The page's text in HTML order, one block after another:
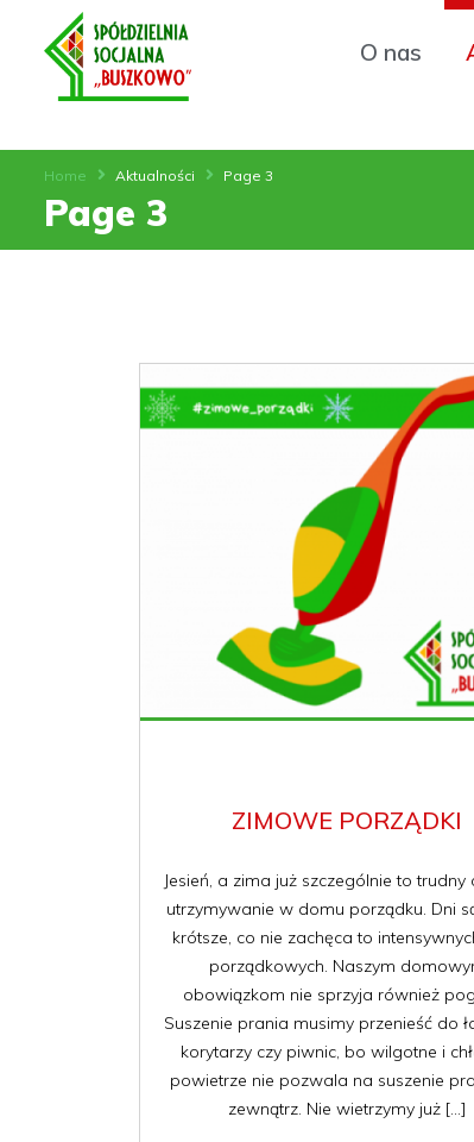
O nas
Page 3
Home Aktualności Page 3
ZIMOWE PORZĄDKI
Jesień, a zima już szczególnie to trudny
utrzymywanie w domu porządku. Dni
krótsze, co nie zachęca to
porządkowych. Naszym
obowiązkom nie sprzyja również
Suszenie prania musimy przenieść do
korytarzy czy piwnic, bo wilgotne i
powietrze nie pozwala na suszenie
zewnątrz. Nie wietrzymy już […]